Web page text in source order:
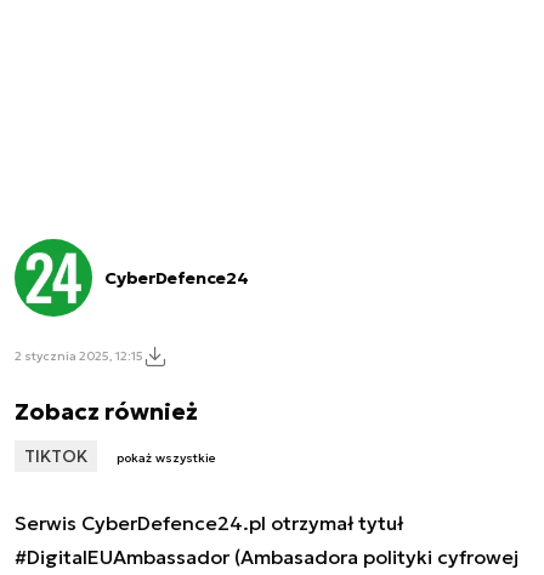
CyberDefence24
2 stycznia 2025, 12:15
Zobacz również
TIKTOK pokaż wszystkie
Serwis CyberDefence24.pl otrzymał tytuł
#DigitalEUAmbassador (Ambasadora polityki cyfrowej